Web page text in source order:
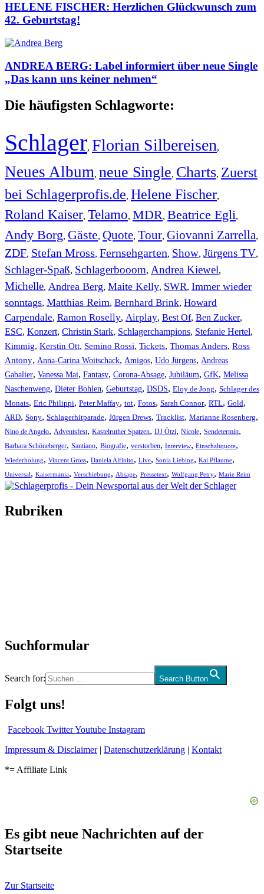
HELENE FISCHER: Herzlichen Glückwunsch zum
42. Geburtstag!
ANDREA BERG: Label informiert über neue Single
„Das kann uns keiner nehmen“
Die häufigsten Schlagworte:
Schlager, Florian Silbereisen,
Neues Album, neue Single, Charts, Zuerst
bei Schlagerprofis.de, Helene Fischer,
Roland Kaiser, Telamo, MDR, Beatrice Egli,
Andy Borg, Gäste, Quote, Tour, Giovanni Zarrella,
ZDF, Stefan Mross, Fernsehgarten, Show, Jürgens TV,
Schlager-Spaß, Schlagerbooom, Andrea Kiewel,
Michelle, Andrea Berg, Maite Kelly, SWR, Immer wieder
sonntags, Matthias Reim, Bernhard Brink, Howard
Carpendale, Ramon Roselly, Airplay, Best Of, Ben Zucker,
ESC, Konzert, Christin Stark, Schlagerchampions, Stefanie Hertel,
Kimmig, Kerstin Ott, Semino Rossi, Tickets, Thomas Anders, Ross
Antony, Anna-Carina Woitschack, Amigos, Udo Jürgens, Andreas
Gabalier, Vanessa Mai, Fantasy, Corona-Absage, Jubiläum, GfK, Melissa
Naschenweng, Dieter Bohlen, Geburtstag, DSDS, Eloy de Jong, Schlager des
Monats, Eric Philippi, Peter Maffay, tot, Fotos, Sarah Connor, RTL, Gold,
ARD, Sony, Schlagerhitparade, Jürgen Drews, Tracklist, Marianne Rosenberg,
Nino de Angelo, Adventsfest, Kastelruther Spatzen, DJ Ötzi, Nicole, Sendetermin,
Barbara Schöneberger, Santiano, Biografie, verstorben, Interview, Einschaltquote,
Wiederholung, Vincent Gross, Daniela Alfinito, Live, Sonia Liebing, Kai Pflaume,
Universal, Kaisermania, Verschiebung, Absage, Pressetext, Wolfgang Petry, Marie Reim
Rubriken
Suchformular
Search for: Search Button
Folgt uns!
Facebook TwitterYoutube Instagram
Impressum & Disclaimer| Datenschutzerklärung | Kontakt
*= Affiliate Link
Es gibt neue Nachrichten auf der
Startseite
Zur Startseite